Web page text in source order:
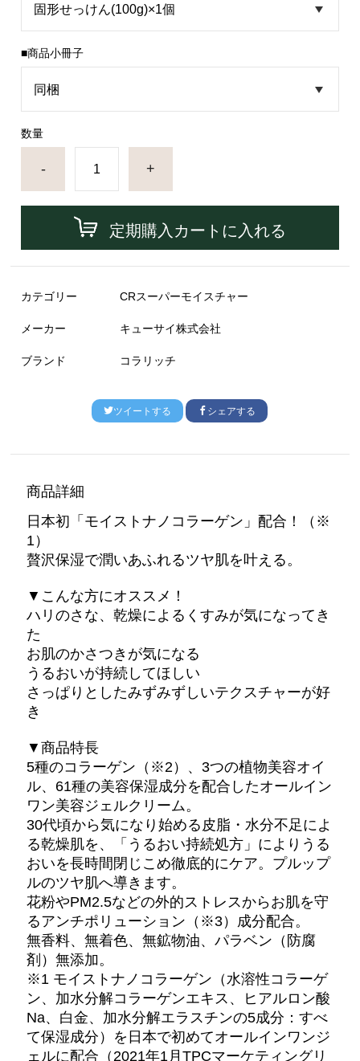
■商品小冊子
数量
- +
定期購入カートに入れる
カテゴリー CRスーパーモイスチャー
メーカー キューサイ株式会社
ブランド コラリッチ
ツイートする シェアする
商品詳細
日本初「モイストナノコラーゲン」配合！（※
1）
贅沢保湿で潤いあふれるツヤ肌を叶える。
▼こんな方にオススメ！
ハリのさな、乾燥によるくすみが気になってき
た
お肌のかさつきが気になる
うるおいが持続してほしい
さっぱりとしたみずみずしいテクスチャーが好
き
▼商品特長
5種のコラーゲン（※2）、3つの植物美容オイ
ル、61種の美容保湿成分を配合したオールイン
ワン美容ジェルクリーム。
30代頃から気になり始める皮脂・水分不足によ
る乾燥肌を、「うるおい持続処方」によりうる
おいを長時間閉じこめ徹底的にケア。プルップ
ルのツヤ肌へ導きます。
花粉やPM2.5などの外的ストレスからお肌を守
るアンチポリューション（※3）成分配合。
無香料、無着色、無鉱物油、パラベン（防腐
剤）無添加。
※1 モイストナノコラーゲン（水溶性コラーゲ
ン、加水分解コラーゲンエキス、ヒアルロン酸
Na、白金、加水分解エラスチンの5成分：すべ
て保湿成分）を日本で初めてオールインワンジ
ェルに配合（2021年1月TPCマーケティングリ